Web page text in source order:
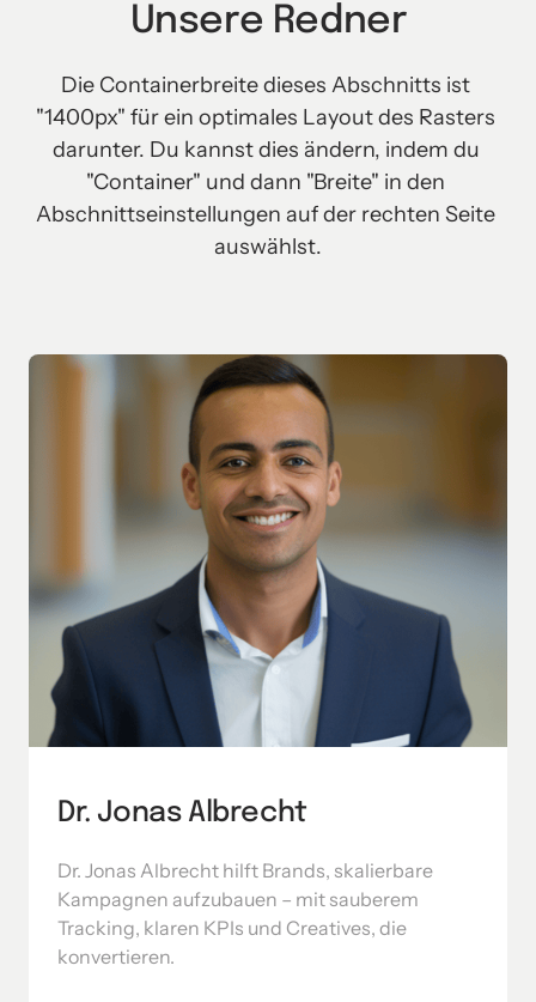
Unsere Redner
Die Containerbreite dieses Abschnitts ist
"1400px" für ein optimales Layout des Rasters
darunter. Du kannst dies ändern, indem du
"Container" und dann "Breite" in den
Abschnittseinstellungen auf der rechten Seite
auswählst.
Dr. Jonas Albrecht
Dr. Jonas Albrecht hilft Brands, skalierbare
Kampagnen aufzubauen – mit sauberem
Tracking, klaren KPIs und Creatives, die
konvertieren.